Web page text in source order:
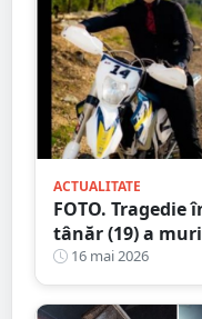
ACTUALITATE
FOTO.
tânăr (19) a
prăpastie
16 mai 2026